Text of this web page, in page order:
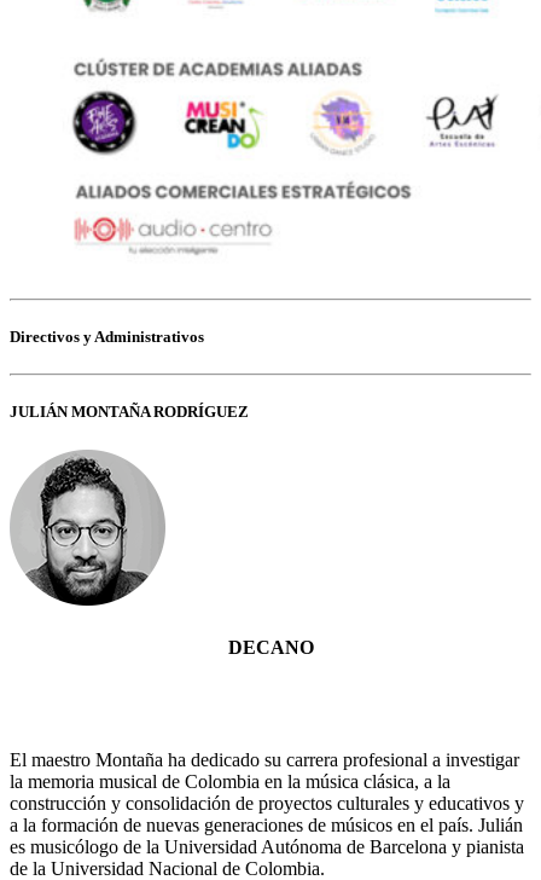
Directivos y Administrativos
JULIÁN MONTAÑA RODRÍGUEZ
DECANO
El maestro Montaña ha dedicado su carrera profesional a investigar
la memoria musical de Colombia en la música clásica, a la
construcción y consolidación de proyectos culturales y educativos y
a la formación de nuevas generaciones de músicos en el país. Julián
es musicólogo de la Universidad Autónoma de Barcelona y pianista
de la Universidad Nacional de Colombia.